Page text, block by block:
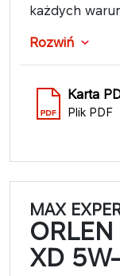
każdych
Rozwiń
Karta
Plik PDF
MAX
XD